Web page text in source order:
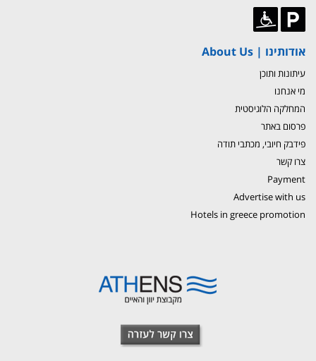
אודותינו | About Us
עיתונות ותוכן
מי אנחנו
המחלקה הלוגיסטית
פרסום באתר
פידבק חיובי, מכתבי תודה
צרו קשר
Payment
Advertise with us
Hotels in greece promotion